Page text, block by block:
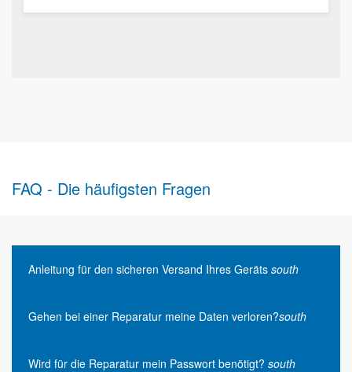
FAQ - Die häufigsten Fragen
Anleitung für den sicheren Versand Ihres Geräts south
Gehen bei einer Reparatur meine Daten verloren?south
Wird für die Reparatur mein Passwort benötigt? south